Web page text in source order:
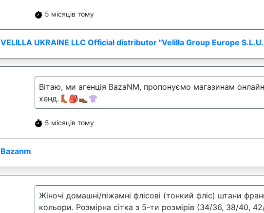
5 місяців тому
VELILLA UKRAINE LLC Official distributor "Velilla Group Europe S.L.U.
Вітаю, ми агенція BazaNM, пропонуємо магазинам
хенд.👢🎒👞👚
5 місяців тому
Bazanm
Жіночі домашні/піжамні флісові (тонкий фліс) штани
кольори. Розмірна сітка з 5-ти розмірів (34/36, 38/40,